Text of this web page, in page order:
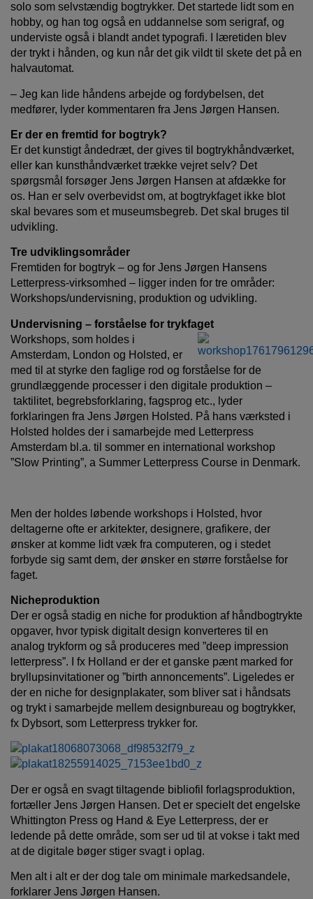
solo som selvstændig bogtrykker. Det startede lidt som en
hobby, og han tog også en uddannelse som serigraf, og
underviste også i blandt andet typografi. I læretiden blev
der trykt i hånden, og kun når det gik vildt til skete det på en
halvautomat.
– Jeg kan lide håndens arbejde og fordybelsen, det
medfører, lyder kommentaren fra Jens Jørgen Hansen.
Er der en fremtid for bogtryk?
Er det kunstigt åndedræt, der gives til bogtrykhåndværket,
eller kan kunsthåndværket trække vejret selv? Det
spørgsmål forsøger Jens Jørgen Hansen at afdække for
os. Han er selv overbevidst om, at bogtrykfaget ikke blot
skal bevares som et museumsbegreb. Det skal bruges til
udvikling.
Tre udviklingsområder
Fremtiden for bogtryk – og for Jens Jørgen Hansens
Letterpress-virksomhed – ligger inden for tre områder:
Workshops/undervisning, produktion og udvikling.
Undervisning – forståelse for trykfaget
Workshops, som holdes i
Amsterdam, London og Holsted, er
med til at styrke den faglige rod og forståelse for de
grundlæggende processer i den digitale produktion –
taktilitet, begrebsforklaring, fagsprog etc., lyder
forklaringen fra Jens Jørgen Holsted. På hans værksted i
Holsted holdes der i samarbejde med Letterpress
Amsterdam bl.a. til sommer en international workshop
”Slow Printing”, a Summer Letterpress Course in Denmark.
Men der holdes løbende workshops i Holsted, hvor
deltagerne ofte er arkitekter, designere, grafikere, der
ønsker at komme lidt væk fra computeren, og i stedet
forbyde sig samt dem, der ønsker en større forståelse for
faget.
Nicheproduktion
Der er også stadig en niche for produktion af håndbogtrykte
opgaver, hvor typisk digitalt design konverteres til en
analog trykform og så produceres med ”deep impression
letterpress”. I fx Holland er der et ganske pænt marked for
bryllupsinvitationer og ”birth annoncements”. Ligeledes er
der en niche for designplakater, som bliver sat i håndsats
og trykt i samarbejde mellem designbureau og bogtrykker,
fx Dybsort, som Letterpress trykker for.
Der er også en svagt tiltagende bibliofil forlagsproduktion,
fortæller Jens Jørgen Hansen. Det er specielt det engelske
Whittington Press og Hand & Eye Letterpress, der er
ledende på dette område, som ser ud til at vokse i takt med
at de digitale bøger stiger svagt i oplag.
Men alt i alt er der dog tale om minimale markedsandele,
forklarer Jens Jørgen Hansen.